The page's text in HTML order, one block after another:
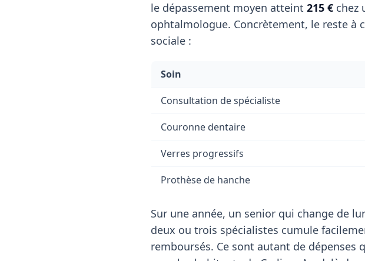
le dépassement moyen atteint 215 € chez
ophtalmologue. Concrètement, le reste à
sociale :
Soin
Consultation de spécialiste
Couronne dentaire
Verres progressifs
Prothèse de hanche
Sur une année, un senior qui change de
deux ou trois spécialistes cumule
remboursés. Ce sont autant de